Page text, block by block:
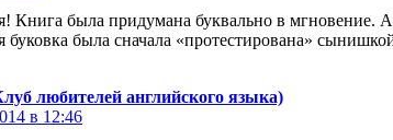
Книга была придумана буквально в мгновение. А
буковка была сначала «протестирована»
любителей английского языка)
в 12:46